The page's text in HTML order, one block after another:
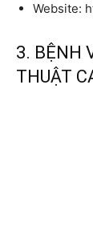
Website:
3. BỆNH
THUẬT